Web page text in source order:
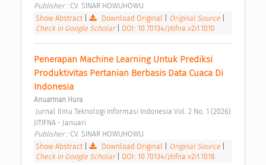
Publisher : CV. SINAR HOWUHOWU
Show Abstract
Download Original Original Source
Check in Google Scholar
DOI: 10.70134/jitifna.v2i1.1010
Penerapan Machine Learning Untuk Prediksi
Produktivitas Pertanian Berbasis Data Cuaca Di
Indonesia
Anuarman Hura
JITIFNA - Januari
Publisher : CV. SINAR HOWUHOWU
Show Abstract
Download Original Original Source
Check in Google Scholar
DOI: 10.70134/jitifna.v2i1.1018